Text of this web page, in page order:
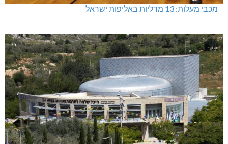
מכבי מעלות: 13 מדליות באליפות ישראל